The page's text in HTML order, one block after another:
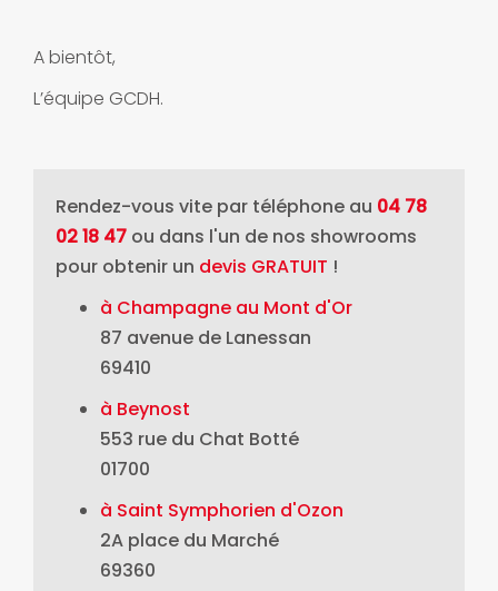
A bientôt,
L’équipe GCDH.
Rendez-vous vite par téléphone au 04 78
02 18 47 ou dans l'un de nos showrooms
pour obtenir un devis GRATUIT !
à Champagne au Mont d'Or
87 avenue de Lanessan
69410
à Beynost
553 rue du Chat Botté
01700
à Saint Symphorien d'Ozon
2A place du Marché
69360